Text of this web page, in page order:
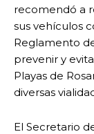
recomendó a
sus vehículos
Reglamento
prevenir y
Playas de
diversas
El Secretario